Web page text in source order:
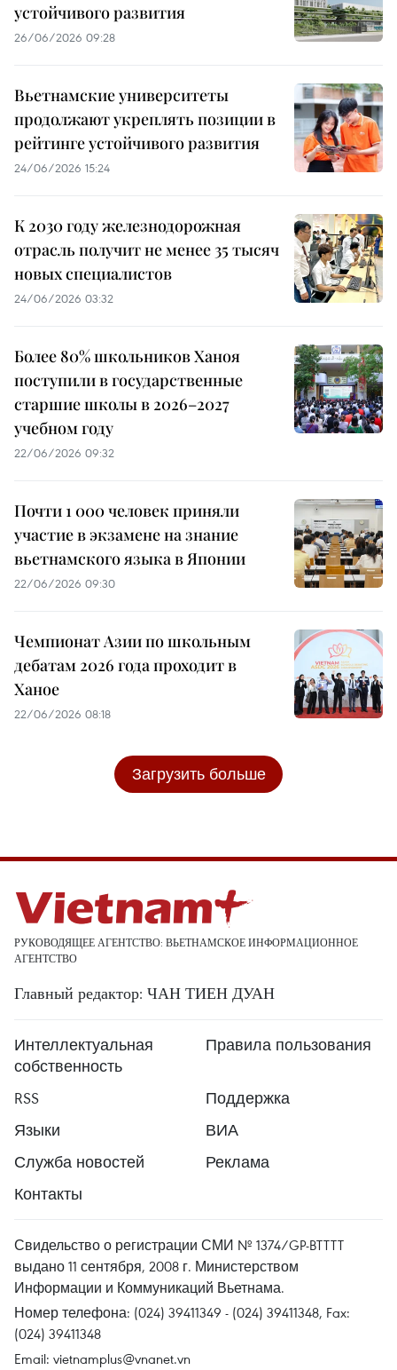
устойчивого развития
26/06/2026 09:28
Вьетнамские университеты
продолжают укреплять позиции в
рейтинге устойчивого развития
24/06/2026 15:24
К 2030 году железнодорожная
отрасль получит не менее 35 тысяч
новых специалистов
24/06/2026 03:32
Более 80% школьников Ханоя
поступили в государственные
старшие школы в 2026–2027
учебном году
22/06/2026 09:32
Почти 1 000 человек приняли
участие в экзамене на знание
вьетнамского языка в Японии
22/06/2026 09:30
Чемпионат Азии по школьным
дебатам 2026 года проходит в
Ханое
22/06/2026 08:18
Загрузить больше
РУКОВОДЯЩЕЕ АГЕНТСТВО: ВЬЕТНАМСКОЕ ИНФОРМАЦИОННОЕ
АГЕНТСТВО
Главный редактор: ЧАН ТИЕН ДУАН
Интеллектуальная
собственность
Правила пользования
RSS
Поддержка
Языки
ВИА
Служба новостей
Реклама
Контакты
Свидельство о регистрации СМИ № 1374/GP-BTTTT
выдано 11 сентября, 2008 г. Министерством
Информации и Коммуникаций Вьетнама.
Номер телефона: (024) 39411349 - (024) 39411348, Fax:
(024) 39411348
Email: vietnamplus@vnanet.vn